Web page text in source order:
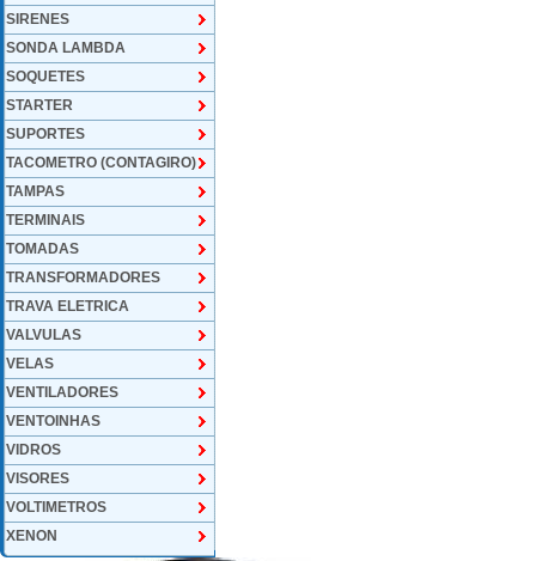
SIRENES
SONDA LAMBDA
SOQUETES
STARTER
SUPORTES
TACOMETRO (CONTAGIRO)
TAMPAS
TERMINAIS
TOMADAS
TRANSFORMADORES
TRAVA ELETRICA
VALVULAS
VELAS
VENTILADORES
VENTOINHAS
VIDROS
VISORES
VOLTIMETROS
XENON